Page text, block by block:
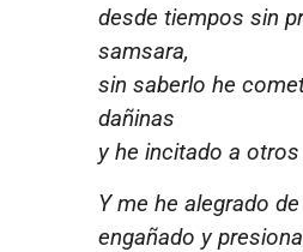
desde tiempos sin
samsara,
sin saberlo he
dañinas
y he incitado a
Y me he alegrado
engañado y